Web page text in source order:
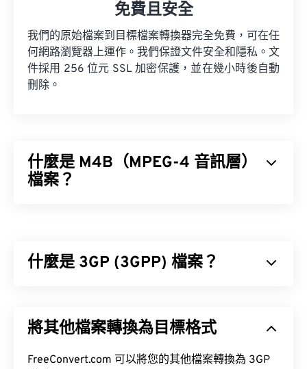
免費且安全
我們的原始檔案到目標檔案轉換器完全免費，可在任
何網路瀏覽器上運作。我們保證文件安全和隱私。文
件採用 256 位元 SSL 加密保護，並在幾小時後自動
刪除。
什麼是 M4B（MPEG-4 音訊層）
檔案？
III（MP3）不同，M4B 可以儲存數位書籤。這項功
如何開啟 M4B 檔案？
什麼是 3GP (3GPP) 檔案？
全球行動通訊系統 (GSM) 標準。
將其他檔案轉換為目標格式
FreeConvert.com 可以將您的其他檔案轉換為 3GP